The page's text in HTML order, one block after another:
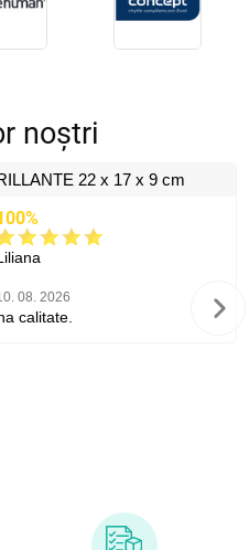
noștri
22 x 17 x 9 cm
08. 2026
calitate.